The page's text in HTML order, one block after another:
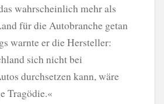
wahrscheinlich mehr als
für die Autobranche getan
warnte er die Hersteller:
sich nicht bei
durchsetzen kann, wäre
Tragödie.«